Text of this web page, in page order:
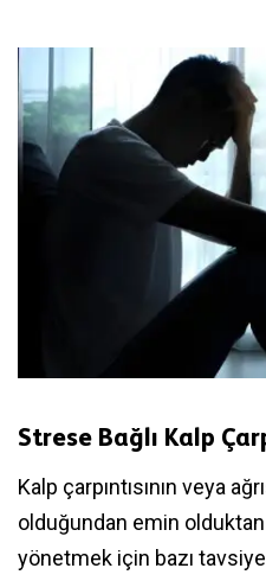
Strese Bağlı Kalp
Kalp çarpıntısının veya
olduğundan emin
yönetmek için bazı